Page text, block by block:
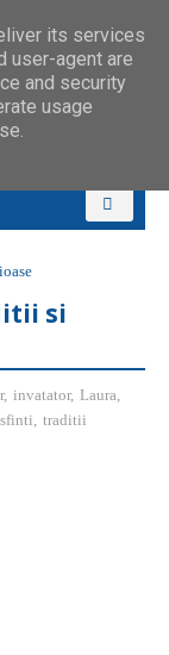
si
, invatator, Laura,
sfinti, traditii
its services
user-agent are
and security
usage